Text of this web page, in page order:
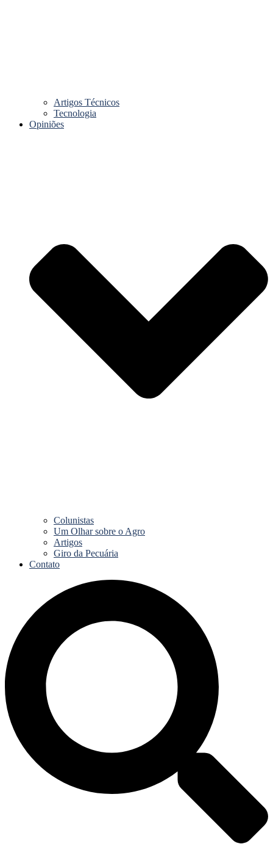
Artigos Técnicos
Tecnologia
Opiniões
Colunistas
Um Olhar sobre o Agro
Artigos
Giro da Pecuária
Contato